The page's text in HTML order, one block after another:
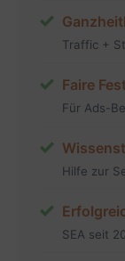
Traffic +
Faire
Für Ads-
Hilfe zur
SEA seit